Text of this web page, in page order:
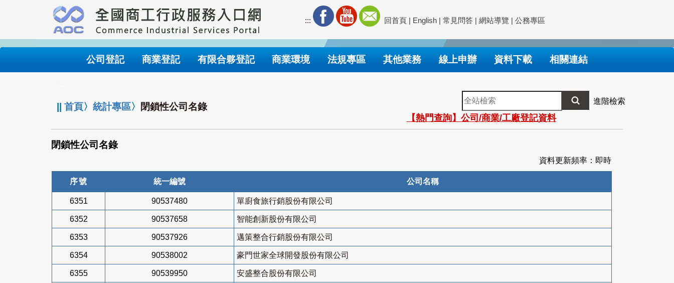
要
內
::: 回首頁 | English | 常見問答 | 網站導覽 | 公務專區
公司登記 商業登記 有限合夥登記 商業環境 法規專區 其他業務 線上申辦 資料下載 相關連結
||首頁〉統計專區〉 閉鎖性公司名錄
全
站
檢
索
進階檢索
【熱門查詢】公司/商業/工廠登記資料
閉鎖性公司名錄
資料更新頻率：即時
序號 統一編號 公司名稱
6351 90537480 單廚食旅行銷股份有限公司
6352 90537658 智能創新股份有限公司
6353 90537926 邁策整合行銷股份有限公司
6354 90538002 豪門世家全球開發股份有限公司
6355 90539950 安盛整合股份有限公司